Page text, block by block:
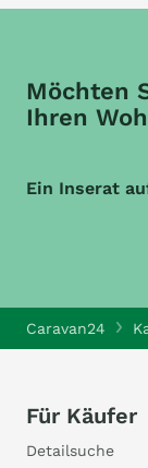
Möchten
Ihren
Ein Inserat
Caravan24
Für Käufer
Detailsuche